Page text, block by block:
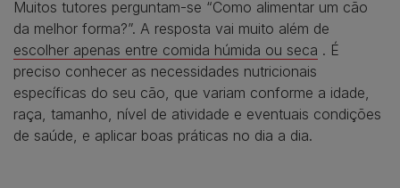
Muitos tutores perguntam-se “Como alimentar um cão
da melhor forma?”. A resposta vai muito além de
escolher apenas entre comida húmida ou seca . É
preciso conhecer as necessidades nutricionais
específicas do seu cão, que variam conforme a idade,
raça, tamanho, nível de atividade e eventuais condições
de saúde, e aplicar boas práticas no dia a dia.